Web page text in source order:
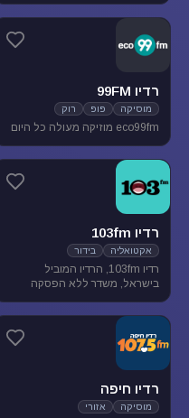
רדיו 99FM
מוסיקה פופ רוק
eco99fm מוזיקה מעולה כל היום
רדיו 103fm
אקטואליה בידור
רדיו 103fm, הרדיו המוביל
בישראל, משדר ללא הפסקה
וסאטירה, עם מיטב המגישים
והעיתונאים
רדיו חיפה
מוסיקה אזורי